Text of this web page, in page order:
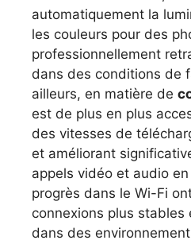
automatiquement la
les couleurs pour des
professionnellement
dans des conditions de
ailleurs, en matière de
est de plus en plus
des vitesses de
et améliorant
appels vidéo et audio
progrès dans le Wi-Fi
connexions plus stables
dans des